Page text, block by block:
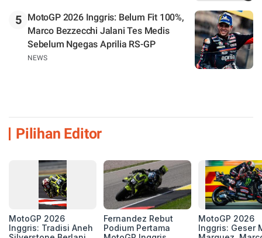
5
MotoGP 2026 Inggris: Belum Fit 100%,
Marco Bezzecchi Jalani Tes Medis
Sebelum Ngegas Aprilia RS-GP
NEWS
Pilihan Editor
MotoGP 2026
Inggris: Tradisi Aneh
Fernandez Rebut
Podium Pertama
MotoGP 2026
Inggris: Geser